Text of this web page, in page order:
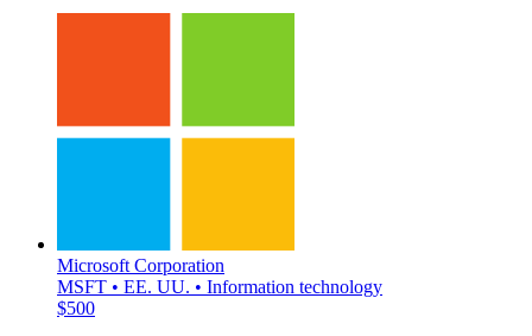
Microsoft Corporation
MSFT • EE. UU. • Information technology
$500